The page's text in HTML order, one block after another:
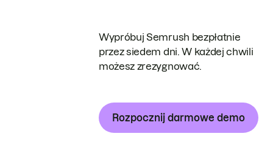
Wypróbuj Semrush bezpłatnie
przez siedem dni. W każdej chwili
możesz zrezygnować.
Rozpocznij darmowe demo